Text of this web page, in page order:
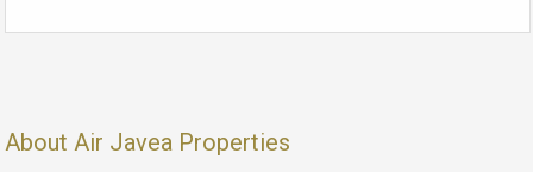
About Air Javea Properties